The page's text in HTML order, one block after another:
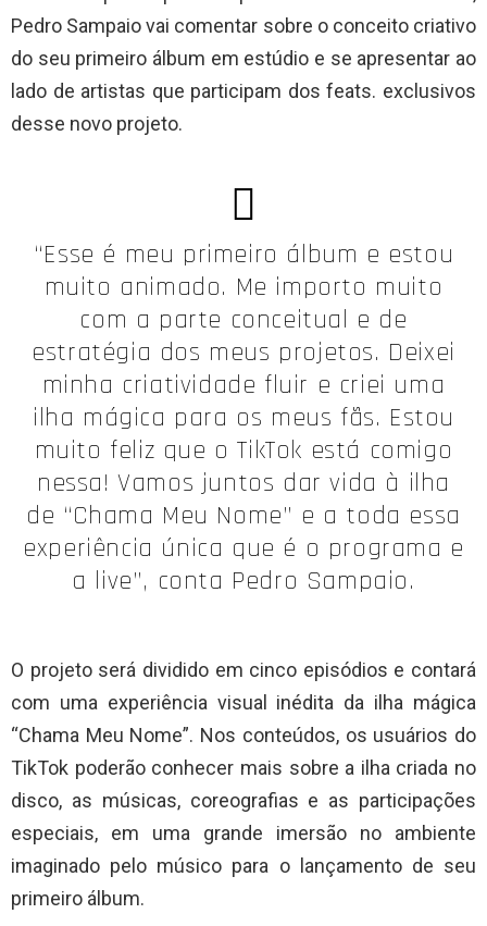
Pedro Sampaio vai comentar sobre o conceito criativo
do seu primeiro álbum em estúdio e se apresentar ao
lado de artistas que participam dos feats. exclusivos
desse novo projeto.
“Esse é meu primeiro álbum e estou
muito animado. Me importo muito
com a parte conceitual e de
estratégia dos meus projetos. Deixei
minha criatividade fluir e criei uma
ilha mágica para os meus fãs. Estou
muito feliz que o TikTok está comigo
nessa! Vamos juntos dar vida à ilha
de “Chama Meu Nome” e a toda essa
experiência única que é o programa e
a live”, conta Pedro Sampaio.
O projeto será dividido em cinco episódios e contará
com uma experiência visual inédita da ilha mágica
“Chama Meu Nome”. Nos conteúdos, os usuários do
TikTok poderão conhecer mais sobre a ilha criada no
disco, as músicas, coreografias e as participações
especiais, em uma grande imersão no ambiente
imaginado pelo músico para o lançamento de seu
primeiro álbum.